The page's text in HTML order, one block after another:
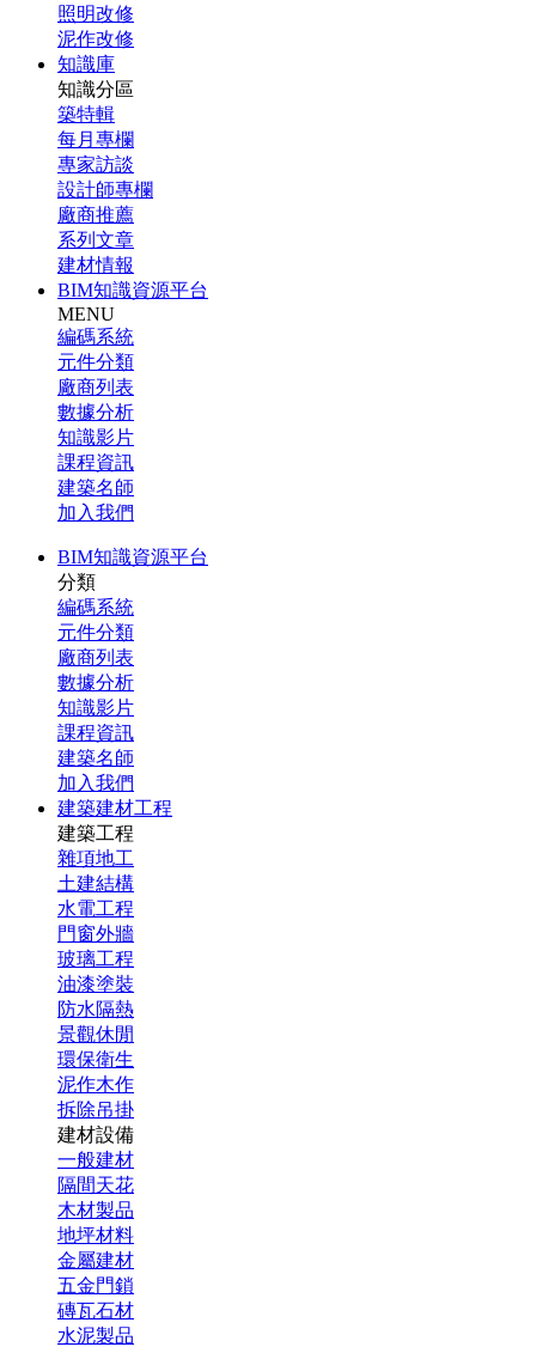
照明改修
泥作改修
知識庫
知識分區
築特輯
每月專欄
專家訪談
設計師專欄
廠商推薦
系列文章
建材情報
BIM知識資源平台
MENU
編碼系統
元件分類
廠商列表
數據分析
知識影片
課程資訊
建築名師
加入我們
BIM知識資源平台
分類
編碼系統
元件分類
廠商列表
數據分析
知識影片
課程資訊
建築名師
加入我們
建築建材工程
建築工程
雜項地工
土建結構
水電工程
門窗外牆
玻璃工程
油漆塗裝
防水隔熱
景觀休閒
環保衛生
泥作木作
拆除吊掛
建材設備
一般建材
隔間天花
木材製品
地坪材料
金屬建材
五金門鎖
磚瓦石材
水泥製品